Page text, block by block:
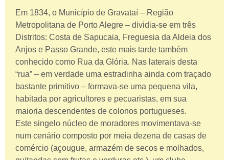
Em 1834, o Município de Gravataí – Região
Metropolitana de Porto Alegre – dividia-se em três
Distritos: Costa de Sapucaia, Freguesia da Aldeia dos
Anjos e Passo Grande, este mais tarde também
conhecido como Rua da Glória. Nas laterais desta
“rua” – em verdade uma estradinha ainda com traçado
bastante primitivo – formava-se uma pequena vila,
habitada por agricultores e pecuaristas, em sua
maioria descendentes de colonos portugueses.
Este singelo núcleo de moradores movimentava-se
num cenário composto por meia dezena de casas de
comércio (açougue, armazém de secos e molhados,